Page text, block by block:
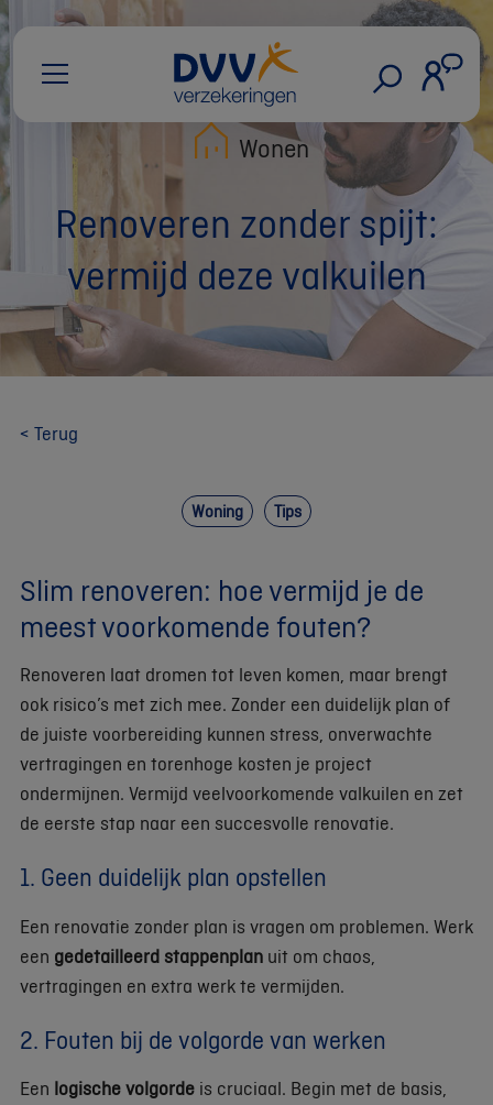
Wonen
Renoveren zonder spijt:
vermijd deze valkuilen
< Terug
Woning Tips
Slim renoveren: hoe vermijd je de
meest voorkomende fouten?
Renoveren laat dromen tot leven komen, maar brengt
ook risico’s met zich mee. Zonder een duidelijk plan of
de juiste voorbereiding kunnen stress, onverwachte
vertragingen en torenhoge kosten je project
ondermijnen. Vermijd veelvoorkomende valkuilen en zet
de eerste stap naar een succesvolle renovatie.
1. Geen duidelijk plan opstellen
Een renovatie zonder plan is vragen om problemen. Werk
een gedetailleerd stappenplan uit om chaos,
vertragingen en extra werk te vermijden.
2. Fouten bij de volgorde van werken
Een logische volgorde is cruciaal. Begin met de basis,